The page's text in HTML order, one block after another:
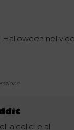
nel
alcolici e al